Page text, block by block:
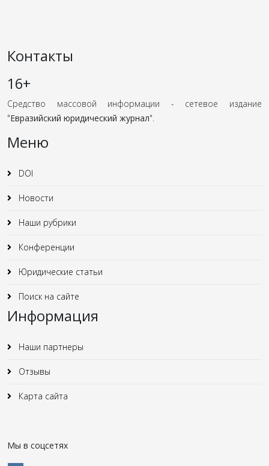
Контакты
16+
Средство массовой информации - сетевое издание
"Евразийский юридический журнал".
Меню
DOI
Новости
Наши рубрики
Конференции
Юридические статьи
Поиск на сайте
Информация
Наши партнеры
Отзывы
Карта сайта
Мы в соцсетях